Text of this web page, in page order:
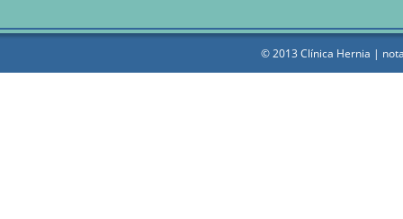
© 2013 Clínica Hernia |